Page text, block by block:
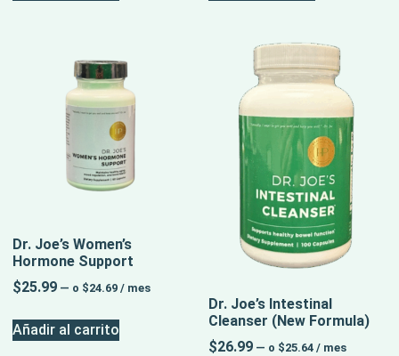
Dr. Joe’s Women’s
Hormone Support
$25.99 — o $24.69 / mes
Añadir al carrito
Dr. Joe’s Intestinal
Cleanser (New Formula)
$26.99 — o $25.64 / mes